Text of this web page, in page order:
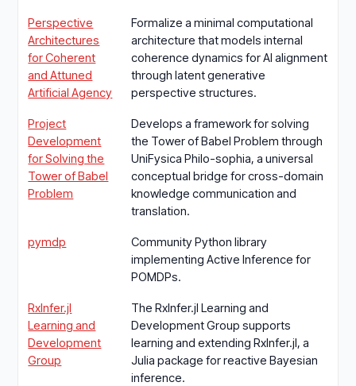
Perspective
Architectures
for Coherent
and Attuned
Artificial Agency
Formalize a minimal computational
architecture that models internal
coherence dynamics for AI alignment
through latent generative
perspective structures.
Project
Development
for Solving the
Tower of Babel
Problem
Develops a framework for solving
the Tower of Babel Problem through
UniFysica Philo-sophia, a universal
conceptual bridge for cross-domain
knowledge communication and
translation.
pymdp
Community Python library
implementing Active Inference for
POMDPs.
RxInfer.jl
Learning and
Development
Group
The RxInfer.jl Learning and
Development Group supports
learning and extending RxInfer.jl, a
Julia package for reactive Bayesian
inference.